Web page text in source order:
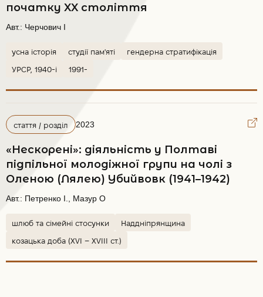
початку XX століття
Авт.: Черчович І
усна історія студії пам'яті гендерна стратифікація
УРСР, 1940-і 1991-
стаття / розділ 2023
«Нескорені»: діяльність у Полтаві
підпільної молодіжної групи на чолі з
Оленою (Лялею) Убийвовк (1941–1942)
Авт.: Петренко І., Мазур О
шлюб та сімейні стосунки Наддніпрянщина
козацька доба (XVI – XVIII ст.)